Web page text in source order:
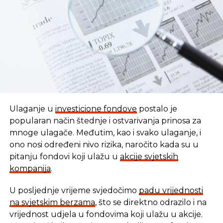
Za projekte duž Drine 8,7 miliona dolara
REKLAMA
U vremenu kada tradicionalni oblici štednje nude
sve skromnije prinose, ovaj Fond se nameće kao
moderna alternativa svima koji žele da njihov novac
Ulaganje u investicione fondove postalo je
popularan način štednje i ostvarivanja prinosa za
mnoge ulagače. Međutim, kao i svako ulaganje, i
ono nosi određeni nivo rizika, naročito kada su u
pitanju fondovi koji ulažu u akcije svjetskih
kompanija.
U posljednje vrijeme svjedočimo padu vrijednosti
na svjetskim berzama, što se direktno odrazilo i na
vrijednost udjela u fondovima koji ulažu u akcije.